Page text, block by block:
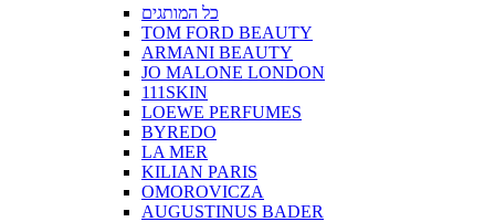
כל המותגים
TOM FORD BEAUTY
ARMANI BEAUTY
JO MALONE LONDON
111SKIN
LOEWE PERFUMES
BYREDO
LA MER
KILIAN PARIS
OMOROVICZA
AUGUSTINUS BADER